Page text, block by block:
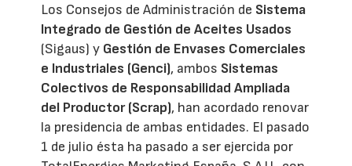
Los Consejos de Administración de Sistema
Integrado de Gestión de Aceites Usados
(Sigaus) y Gestión de Envases Comerciales
e Industriales (Genci), ambos Sistemas
Colectivos de Responsabilidad Ampliada
del Productor (Scrap), han acordado renovar
la presidencia de ambas entidades. El pasado
1 de julio ésta ha pasado a ser ejercida por